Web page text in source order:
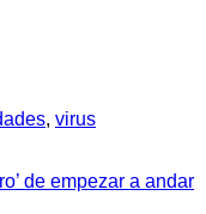
, virus
de empezar a andar